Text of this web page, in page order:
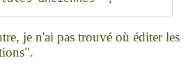
je n'ai pas trouvé où éditer les